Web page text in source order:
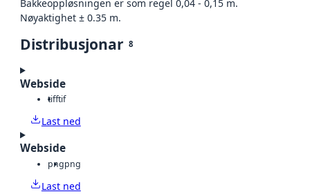
Bakkeoppløsningen er som regel 0,04 - 0,15 m.
Nøyaktighet ± 0.35 m.
Distribusjonar 8
Webside
tifftif
Last ned
Webside
pngpng
Last ned